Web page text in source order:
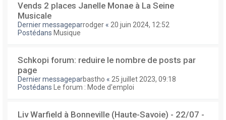
Vends 2 places Janelle Monae à La Seine
Musicale
Dernier messageparrodger « 20 juin 2024, 12:52
Postédans Musique
Schkopi forum: reduire le nombre de posts par
page
Dernier messageparbastho « 25 juillet 2023, 09:18
Postédans
Le forum : Mode d'emploi
Liv Warfield à Bonneville (Haute-Savoie) - 22/07 -